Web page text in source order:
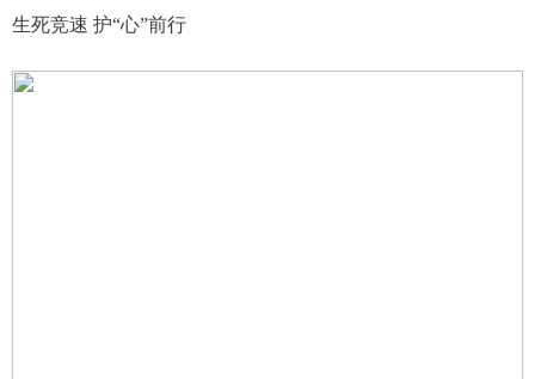
生死竞速 护“心”前行